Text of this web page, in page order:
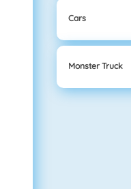
Cars
Monster Truck